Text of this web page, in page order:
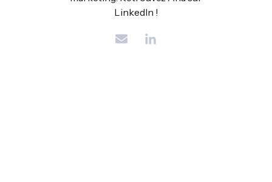
LinkedIn !